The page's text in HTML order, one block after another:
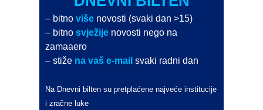
– bitnoviše novosti (svaki dan >15)
– bitnosvježije novosti nego na
zamaaero
– stiže na vaš e-mail svaki radni dan
Na Dnevni bilten su pretplaćene najveće institucije
i zračne luke